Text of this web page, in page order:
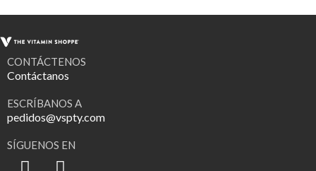
CONTÁCTENOS
Contáctanos
ESCRÍBANOS A
pedidos@vspty.com
SÍGUENOS EN